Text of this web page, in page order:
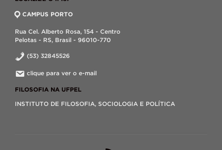
CAMPUS PORTO
Rua Cel. Alberto Rosa, 154 - Centro
Pelotas - RS, Brasil - 96010-770
(53) 32845526
clique para ver o e-mail
FILOSOFIA NA UFPEL
INSTITUTO DE FILOSOFIA, SOCIOLOGIA E POLÍTICA